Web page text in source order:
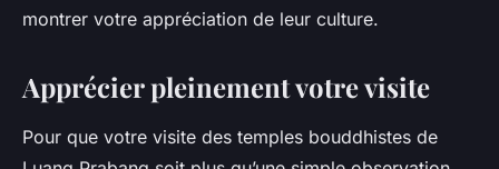
montrer votre appréciation de leur culture.
Apprécier pleinement votre visite
Pour que votre visite des temples bouddhistes de